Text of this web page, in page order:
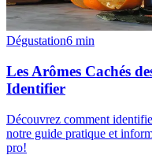
Dégustation6 min
Les Arômes Cachés
Identifier
Découvrez comment
notre guide pratique et
pro!